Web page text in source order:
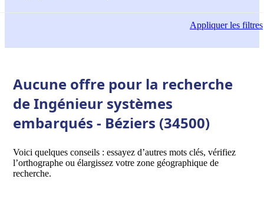
Appliquerles filtres
Aucune offre pour la recherche
de Ingénieur systèmes
embarqués - Béziers (34500)
Voici quelques conseils : essayez d’autres mots clés, vérifiez
l’orthographe ou élargissez votre zone géographique de
recherche.